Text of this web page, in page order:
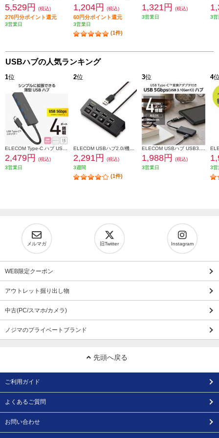
5,529円 (税込)
276円分ポイント還元
3営業日
1,204円 (税込)
60円分ポイント還元
3営業日
(1件)
1,321円
(税込)
3営業日
3営
USBハブの人気ランキング
1位
2,479円
(税込)
3営業日
2位
2,291円
(税込)
3週間
(1件)
3位
1,988円
(税込)
3営業日
4
3営
メルマガ 旧Twitter Instagram
WEB限定クーポン
アウトレット掘り出し物
中古(PC/スマホ/カメラ)
ノジマのプライベートブランド
先頭へ戻る
ご利用ガイド
よくあるご質問
お問い合わせ